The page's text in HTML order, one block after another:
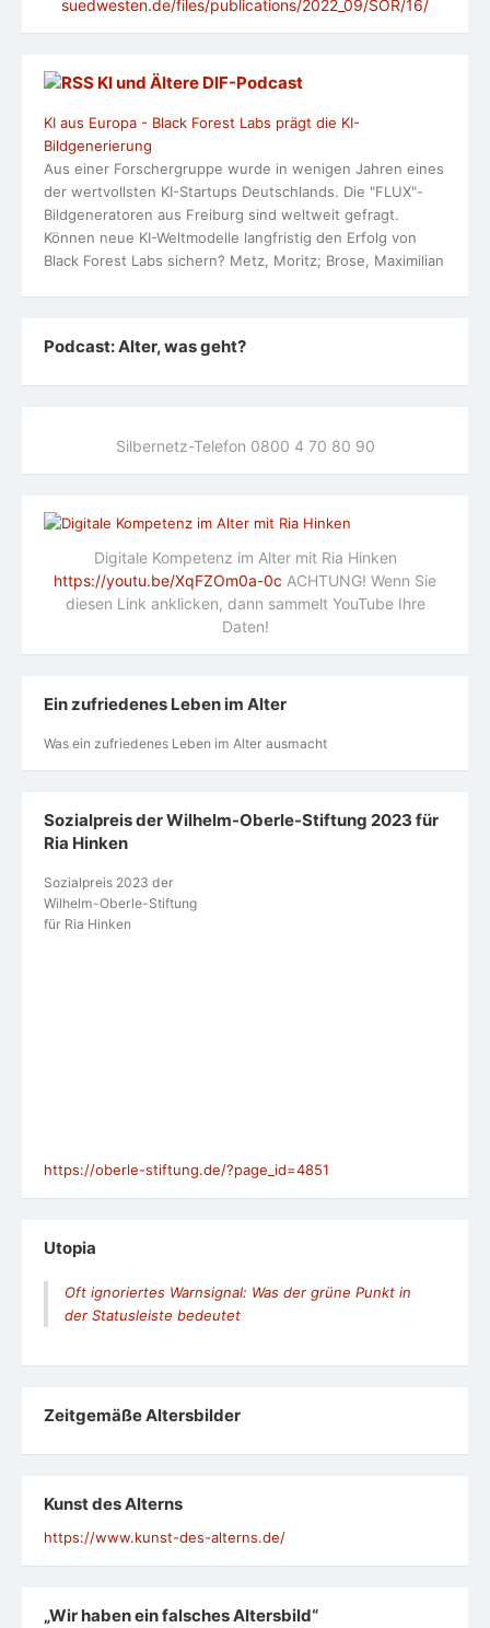
suedwesten.de/files/publications/2022_09/SOR/16/
KI und Ältere DlF-Podcast
KI aus Europa - Black Forest Labs prägt die KI-
Bildgenerierung
Aus einer Forschergruppe wurde in wenigen Jahren eines
der wertvollsten KI-Startups Deutschlands. Die "FLUX"-
Bildgeneratoren aus Freiburg sind weltweit gefragt.
Können neue KI-Weltmodelle langfristig den Erfolg von
Black Forest Labs sichern? Metz, Moritz; Brose, Maximilian
Podcast: Alter, was geht?
Silbernetz-Telefon 0800 4 70 80 90
Digitale Kompetenz im Alter mit Ria Hinken
https://youtu.be/XqFZOm0a-0c ACHTUNG! Wenn Sie
diesen Link anklicken, dann sammelt YouTube Ihre
Daten!
Ein zufriedenes Leben im Alter
Was ein zufriedenes Leben im Alter ausmacht
Sozialpreis der Wilhelm-Oberle-Stiftung 2023 für
Ria Hinken
Sozialpreis 2023 der
Wilhelm-Oberle-Stiftung
für Ria Hinken
https://oberle-stiftung.de/?page_id=4851
Utopia
Oft ignoriertes Warnsignal: Was der grüne Punkt in
der Statusleiste bedeutet
Zeit­ge­mäße Alters­bil­der
Kunst des Alterns
https://www.kunst-des-alterns.de/
„Wir haben ein falsches Altersbild“